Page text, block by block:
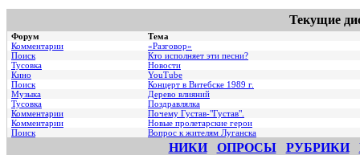
Текущие
Форум
Тема
Комментарии
«Разговор»
Поиск
Кто исполняет эти песни?
Тусовка
Новости
Кино
YouTube
Поиск
Концерт в Витебске 1989 г.
Музыка
Дерево влияний
Тусовка
Поздравлялка
Комментарии
Почему Густав-"Густав".
Комментарии
Hовые пролетарские герои
Поиск
Вопрос к жителям Луганска
НИКИ ОПРОСЫ РУБРИКИ